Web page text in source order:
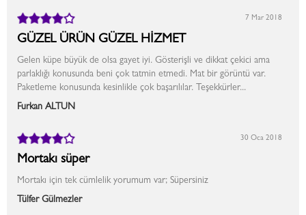
GÜZEL ÜRÜN GÜZEL HİZMET
Gelen küpe büyük de olsa gayet iyi. Gösterişli ve dikkat çekici ama
parlaklığı konusunda beni çok tatmin etmedi. Mat bir görüntü var.
Paketleme konusunda kesinlikle çok başarılılar. Teşekkürler...
Furkan ALTUN
7 Mar 2018
Mortakı süper
Mortakı için tek cümlelik yorumum var; Süpersiniz
Tülfer Gülmezler
30 Oca 2018